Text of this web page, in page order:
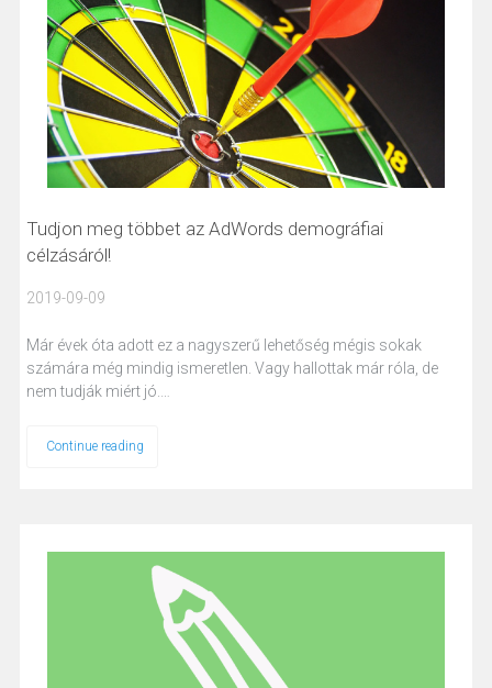
Tudjon meg többet az AdWords demográfiai
célzásáról!
2019-09-09
Már évek óta adott ez a nagyszerű lehetőség mégis sokak
számára még mindig ismeretlen. Vagy hallottak már róla, de
nem tudják miért jó.…
Continue reading